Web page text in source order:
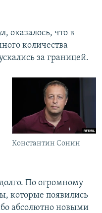
оказалось, что в
количества
за границей.
Константин Сонин
По огромному
которые появились
абсолютно новыми